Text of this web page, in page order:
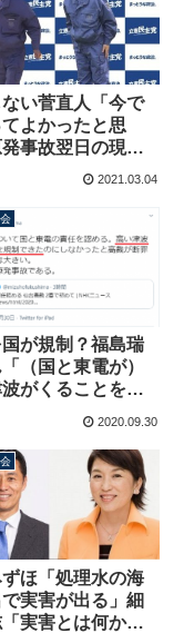
い菅直人「今で
てよかったと思
事故翌日の現地
みパフォーマンス
2021.03.04
が規制？福島瑞
（国と東電が）
がくることを規
が断罪した」
2020.09.30
ほ「処理水の海
実害が出る」細
実害とは何か説